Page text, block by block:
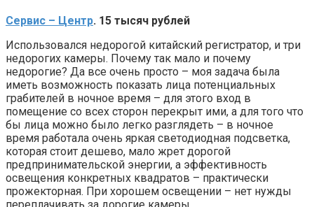
Сервис – Центр. 15 тысяч рублей
Использовался недорогой китайский регистратор, и три
недорогих камеры. Почему так мало и почему
недорогие? Да все очень просто – моя задача была
иметь возможность показать лица потенциальных
грабителей в ночное время – для этого вход в
помещение со всех сторон перекрыт ими, а для того что
бы лица можно было легко разглядеть – в ночное
время работала очень яркая светодиодная подсветка,
которая стоит дешево, мало жрет дорогой
предпринимательской энергии, а эффективность
освещения конкретных квадратов – практически
прожекторная. При хорошем освещении – нет нужды